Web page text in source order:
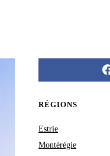
RÉGIONS
Estrie
Montérégie